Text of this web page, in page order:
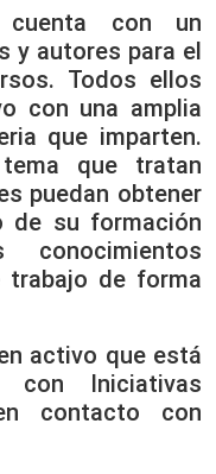
cuenta con un
y autores para el
Todos ellos
con una amplia
que imparten.
que tratan
puedan obtener
de su formación
de forma
activo que está
con Iniciativas
contacto con